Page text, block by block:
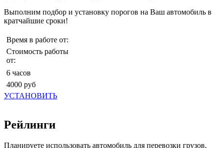
Выполним подбор и установку порогов на Ваш автомобиль в
кратчайшие сроки!
Время в работе от:
Стоимость работы
от:
6 часов
4000 руб
УСТАНОВИТЬ
Рейлинги
Планируете использовать автомобиль для перевозки грузов,